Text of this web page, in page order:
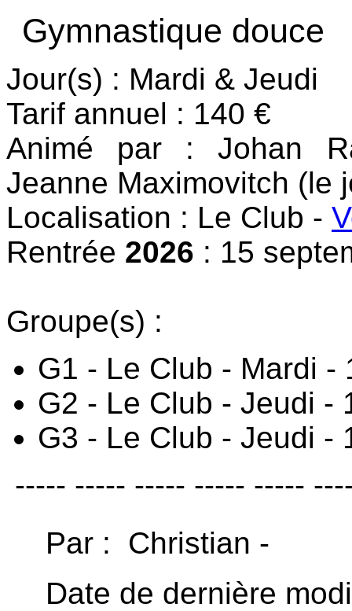
Gymnastique douce
Jour(s) : Mardi & Jeudi
Tarif annuel : 140 €
Animé par : Johan
Jeanne Maximovitch (le
Localisation : Le Club -
Rentrée 2026 : 15
Groupe(s) :
G1 - Le Club - Mardi -
G2 - Le Club - Jeudi -
G3 - Le Club - Jeudi -
----- ----- ----- ----- -----
Par : Christian -
Date de dernière